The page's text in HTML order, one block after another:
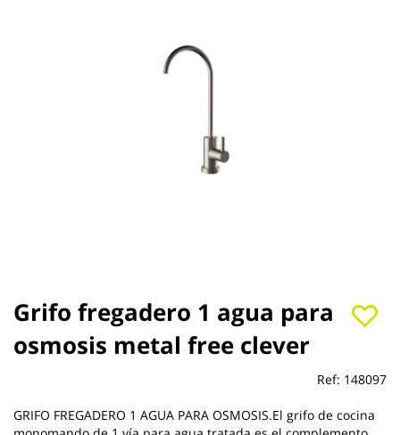
Grifo fregadero 1 agua para
osmosis metal free clever
Ref: 148097
GRIFO FREGADERO 1 AGUA PARA OSMOSIS.El grifo de cocina
Saltar
al
comienzo
de
de
imágenes